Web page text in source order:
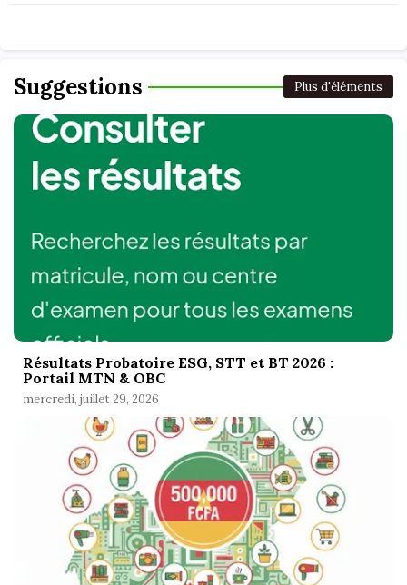
Suggestions Plus d'éléments
Résultats Probatoire ESG, STT et BT 2026 :
Portail MTN & OBC
mercredi, juillet 29, 2026